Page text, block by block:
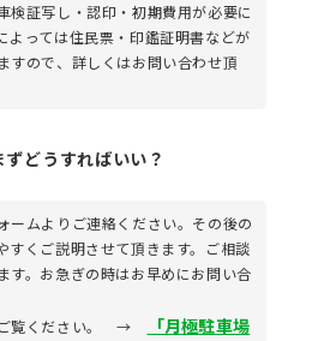
検証写し・認印・初期費用が必要に
よっては住民票・印鑑証明書などが
すので、詳しくはお問い合わせ頂
どうすればいい？
ームよりご連絡ください。その後の
すくご説明させて頂きます。ご相談
す。お急ぎの時はお早めにお問い合
ご覧ください。 →
「月極駐車場